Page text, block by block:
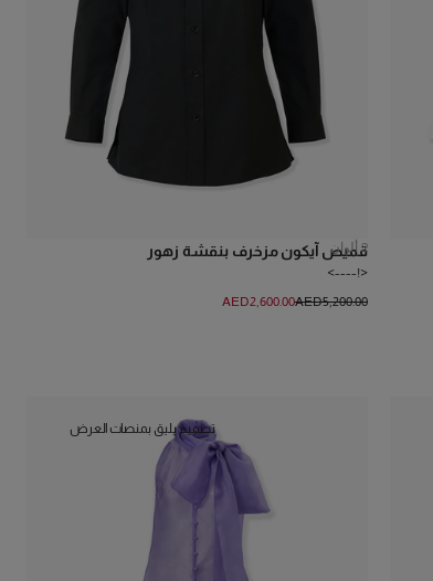
قميص آيكون مزخرف بنقشة زهور
<!---->
2 ألوان
AED‌5,200.00
AED‌2,600.00
تصميم يليق بمنصات العرض